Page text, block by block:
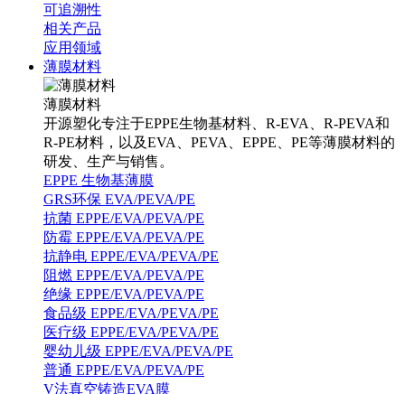
可追溯性
相关产品
应用领域
薄膜材料
薄膜材料
开源塑化专注于EPPE生物基材料、R-EVA、R-PEVA和
R-PE材料，以及EVA、PEVA、EPPE、PE等薄膜材料的
研发、生产与销售。
EPPE 生物基薄膜
GRS环保 EVA/PEVA/PE
抗菌 EPPE/EVA/PEVA/PE
防霉 EPPE/EVA/PEVA/PE
抗静电 EPPE/EVA/PEVA/PE
阻燃 EPPE/EVA/PEVA/PE
绝缘 EPPE/EVA/PEVA/PE
食品级 EPPE/EVA/PEVA/PE
医疗级 EPPE/EVA/PEVA/PE
婴幼儿级 EPPE/EVA/PEVA/PE
普通 EPPE/EVA/PEVA/PE
V法真空铸造EVA膜